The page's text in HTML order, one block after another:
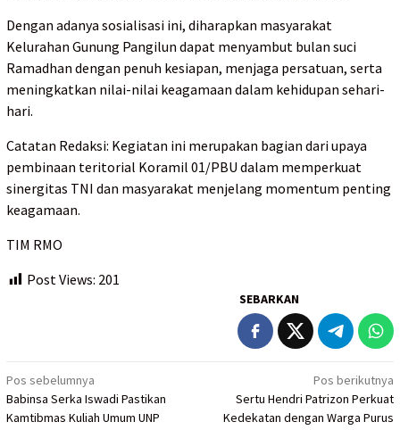
Dengan adanya sosialisasi ini, diharapkan masyarakat
Kelurahan Gunung Pangilun dapat menyambut bulan suci
Ramadhan dengan penuh kesiapan, menjaga persatuan, serta
meningkatkan nilai-nilai keagamaan dalam kehidupan sehari-
hari.
Catatan Redaksi: Kegiatan ini merupakan bagian dari upaya
pembinaan teritorial Koramil 01/PBU dalam memperkuat
sinergitas TNI dan masyarakat menjelang momentum penting
keagamaan.
TIM RMO
Post Views: 201
SEBARKAN
Navigasi
pos
Pos sebelumnya
Babinsa Serka Iswadi Pastikan
Kamtibmas Kuliah Umum UNP
Pos berikutnya
Sertu Hendri Patrizon Perkuat
Kedekatan dengan Warga Purus